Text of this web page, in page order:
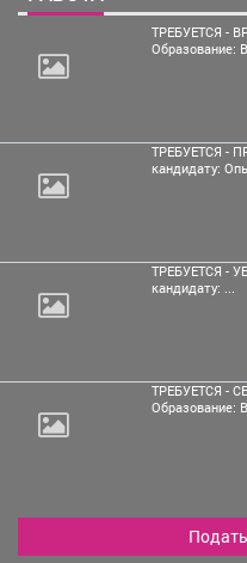
ТРЕБУЕТСЯ -
Образование:
ТРЕБУЕТСЯ -
кандидату:
ТРЕБУЕТСЯ -
кандидату: ...
ТРЕБУЕТСЯ -
Образование: